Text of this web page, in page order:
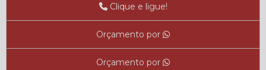
da Camada de Ozônio
18 de setembro – Dia dos Símbolos Nacionais
Clique e ligue!
Orçamento por
Orçamento por